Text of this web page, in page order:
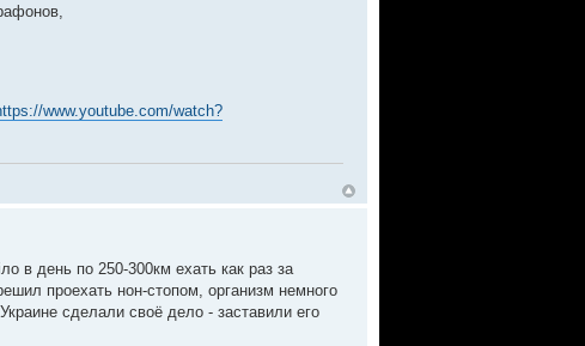
www.youtube.com/watch?
в день по 250-300км ехать как раз за
проехать нон-стопом, организм немного
сделали своё дело - заставили его